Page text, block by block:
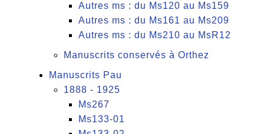
Autres ms : du Ms120 au Ms159
Autres ms : du Ms161 au Ms209
Autres ms : du Ms210 au MsR12
Manuscrits conservés à Orthez
Manuscrits Pau
1888 - 1925
Ms267
Ms133-01